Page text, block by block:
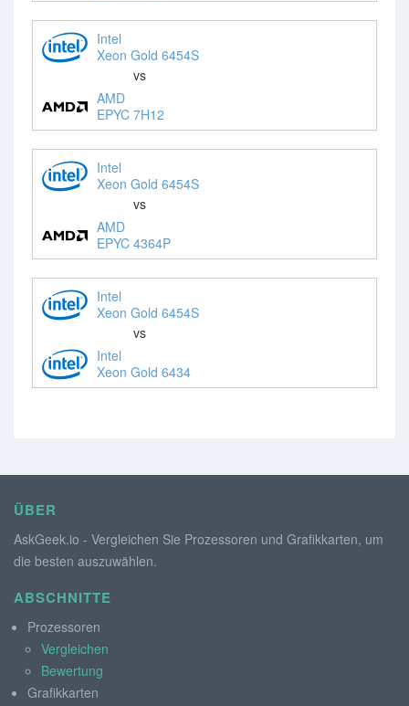
Intel
Xeon Gold 6454S
vs
AMD
EPYC 7H12
Intel
Xeon Gold 6454S
vs
AMD
EPYC 4364P
Intel
Xeon Gold 6454S
vs
Intel
Xeon Gold 6434
ÜBER
AskGeek.io - Vergleichen Sie Prozessoren und Grafikkarten, um
die besten auszuwählen.
ABSCHNITTE
Prozessoren
Vergleichen
Bewertung
Grafikkarten